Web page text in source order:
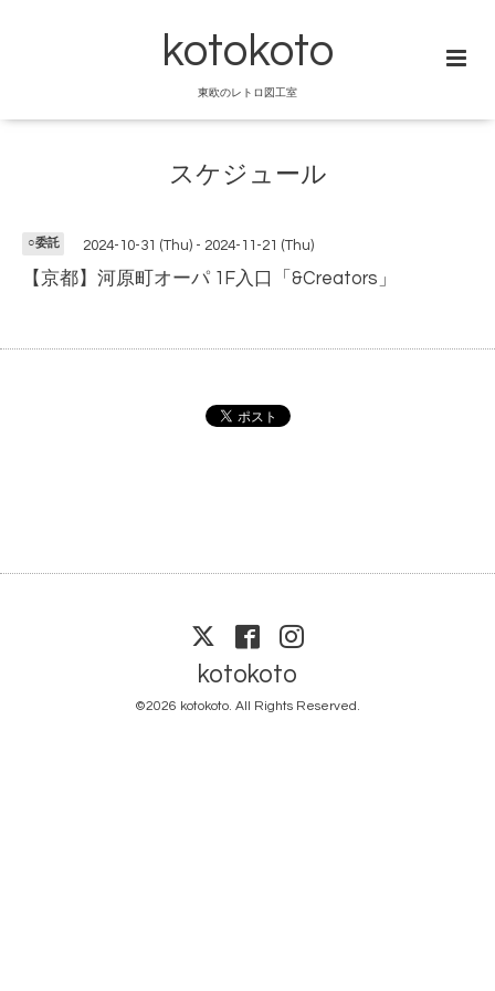
kotokoto
東欧のレトロ図工室
スケジュール
○委託 2024-10-31 (Thu) - 2024-11-21 (Thu)
【京都】河原町オーパ 1F入口「&Creators」
kotokoto
©2026 kotokoto. All Rights Reserved.